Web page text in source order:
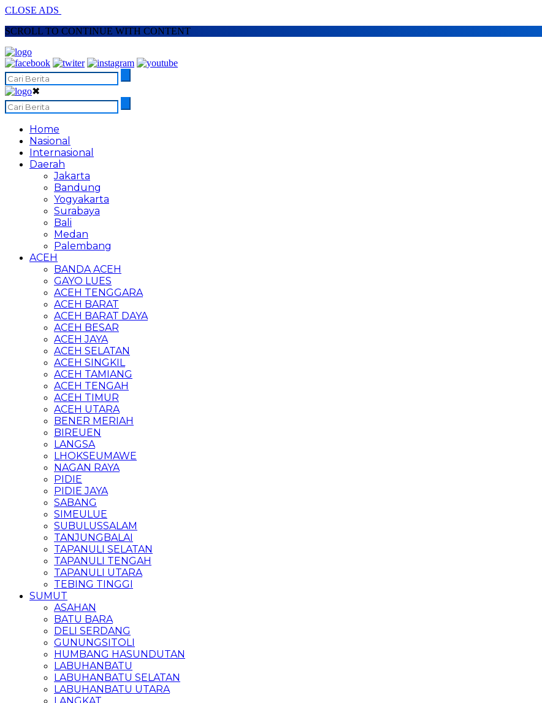
CLOSE ADS
SCROLL TO CONTINUE WITH CONTENT
✖
Home
Nasional
Internasional
Daerah
Jakarta
Bandung
Yogyakarta
Surabaya
Bali
Medan
Palembang
ACEH
BANDA ACEH
GAYO LUES
ACEH TENGGARA
ACEH BARAT
ACEH BARAT DAYA
ACEH BESAR
ACEH JAYA
ACEH SELATAN
ACEH SINGKIL
ACEH TAMIANG
ACEH TENGAH
ACEH TIMUR
ACEH UTARA
BENER MERIAH
BIREUEN
LANGSA
LHOKSEUMAWE
NAGAN RAYA
PIDIE
PIDIE JAYA
SABANG
SIMEULUE
SUBULUSSALAM
TANJUNGBALAI
TAPANULI SELATAN
TAPANULI TENGAH
TAPANULI UTARA
TEBING TINGGI
SUMUT
ASAHAN
BATU BARA
DELI SERDANG
GUNUNGSITOLI
HUMBANG HASUNDUTAN
LABUHANBATU
LABUHANBATU SELATAN
LABUHANBATU UTARA